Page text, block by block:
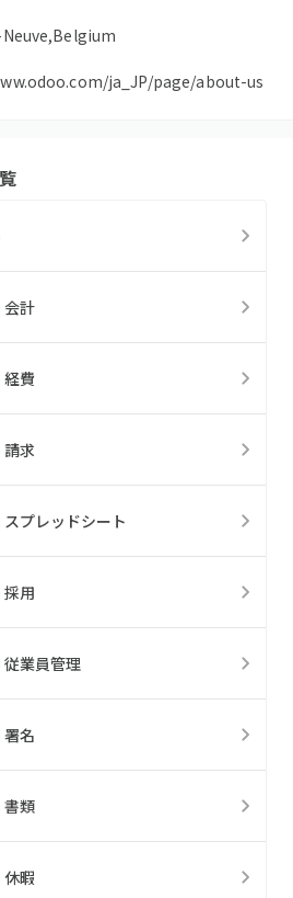
ja_JP/page/about-us
計
費
求
プレッドシート
用
業員管理
名
類
暇